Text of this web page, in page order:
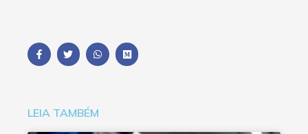
LEIA TAMBÉM